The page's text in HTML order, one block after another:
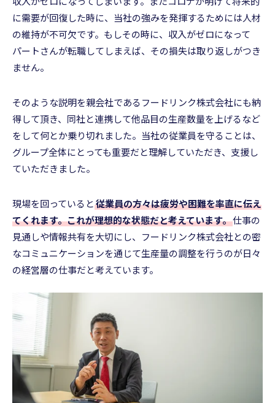
に需要が回復した時に、当社の強みを発揮するためには人材
の維持が不可欠です。もしその時に、収入がゼロになって
パートさんが転職してしまえば、その損失は取り返しがつき
ません。
そのような説明を親会社であるフードリンク株式会社にも納
得して頂き、同社と連携して他品目の生産数量を上げるなど
をして何とか乗り切れました。当社の従業員を守ることは、
グループ全体にとっても重要だと理解していただき、支援し
ていただきました。
現場を回っていると従業員の方々は疲労や困難を率直に伝え
てくれます。これが理想的な状態だと考えています。仕事の
見通しや情報共有を大切にし、フードリンク株式会社との密
なコミュニケーションを通じて生産量の調整を行うのが日々
の経営層の仕事だと考えています。